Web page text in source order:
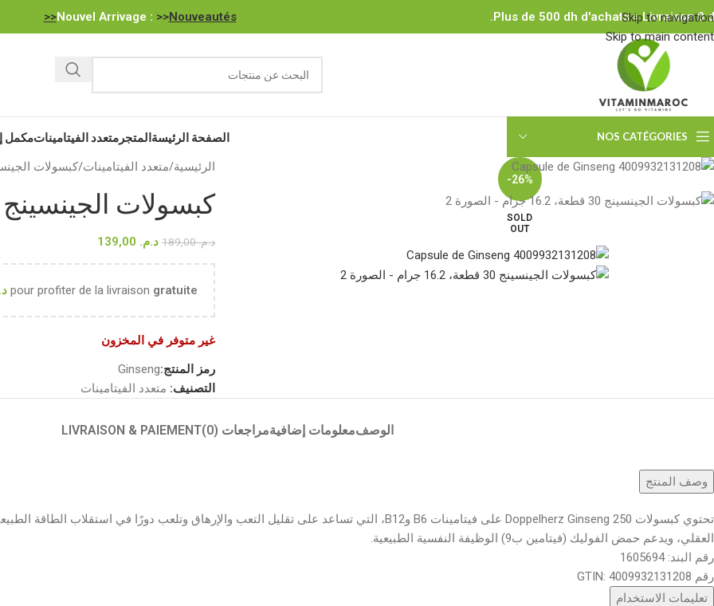
Skip to navigation
Skip to main content
Plus de 500 dh d'achats = Livraison 0
Nouvel Arrivage : >>Nouveautés<<
NOS CATÉGORIES الصفحة الرئيسةالمتجر متعدد الفيتاميناتمكمل
-26%
SOLD
OUT
الرئيسية متعدد الفيتامينات كبسولات الجينسينج 30 قطعة،
كبسولات الجينسينج 30 قطعة، 16.2 جرام
د.م.189,00 د.م.
pour profiter de la livraison gratuite
غير متوفر في المخزون
رمز المنتج:Ginseng
التصنيف: متعدد الفيتامينات
الوصفمعلومات إضافيةمراجعات (0) LIVRAISON & PAIEMENT
وصف المنتج
العقلي، ويدعم حمض الفوليك (فيتامين ب9) الوظيفة النفسية الطبيعية.
رقم البند: 1605694
رقم GTIN: 4009932131208
تعليمات الاستخدام